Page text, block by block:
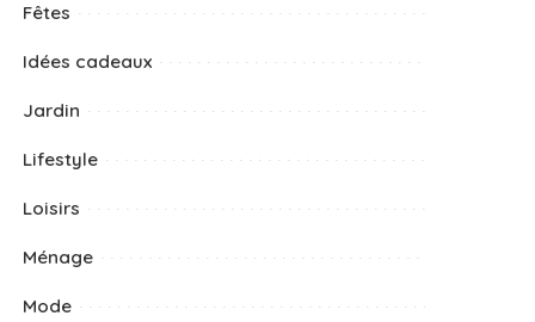
Fêtes
Idées cadeaux
Jardin
Lifestyle
Loisirs
Ménage
Mode